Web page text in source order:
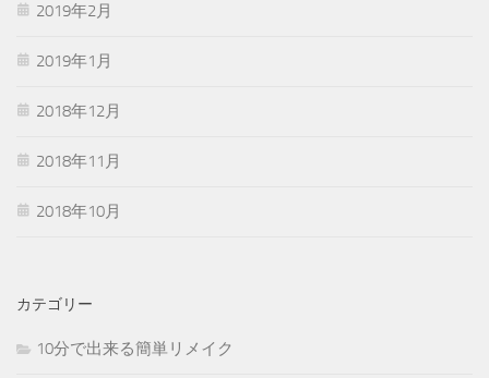
2019年2月
2019年1月
2018年12月
2018年11月
2018年10月
カテゴリー
10分で出来る簡単リメイク